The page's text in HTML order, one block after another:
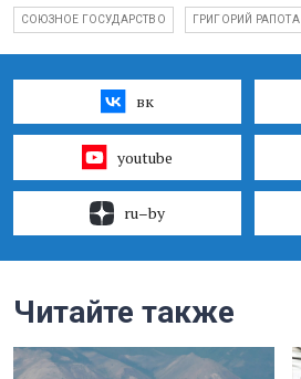
СОЮЗНОЕ ГОСУДАРСТВО ГРИГОРИЙ РАПОТА
вк
youtube
ru–by
Читайте также